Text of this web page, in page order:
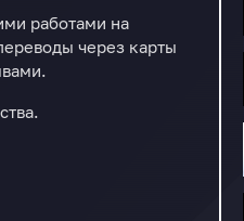
работами на
через карты